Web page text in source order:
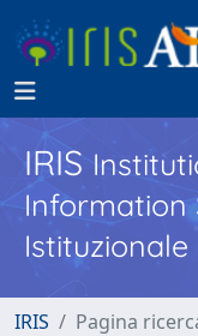
IRIS
Information
IRIS Pagina